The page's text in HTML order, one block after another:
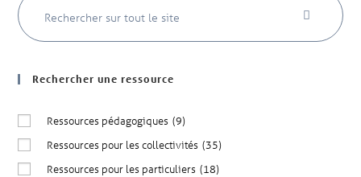
Rechercher une ressource
Ressources pédagogiques (9)
Ressources pour les collectivités (35)
Ressources pour les particuliers (18)